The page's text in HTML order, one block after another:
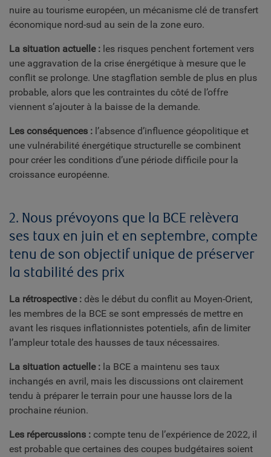
nuire au tourisme européen, un mécanisme clé de transfert
économique nord-sud au sein de la zone euro.
La situation actuelle : les risques penchent fortement vers
une aggravation de la crise énergétique à mesure que le
conflit se prolonge. Une stagflation semble de plus en plus
probable, alors que les contraintes du côté de l’offre
viennent s’ajouter à la baisse de la demande.
Les conséquences : l’absence d’influence géopolitique et
une vulnérabilité énergétique structurelle se combinent
pour créer les conditions d’une période difficile pour la
croissance européenne.
2. Nous prévoyons que la BCE relèvera
ses taux en juin et en septembre, compte
tenu de son objectif unique de préserver
la stabilité des prix
La rétrospective : dès le début du conflit au Moyen-Orient,
les membres de la BCE se sont empressés de mettre en
avant les risques inflationnistes potentiels, afin de limiter
l’ampleur totale des hausses de taux nécessaires.
La situation actuelle : la BCE a maintenu ses taux
inchangés en avril, mais les discussions ont clairement
tendu à préparer le terrain pour une hausse lors de la
prochaine réunion.
Les répercussions : compte tenu de l’expérience de 2022, il
est probable que certaines des coupes budgétaires soient